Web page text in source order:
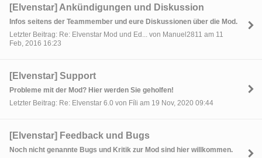
[Elvenstar] Ankündigungen und Diskussion
Infos seitens der Teammember und eure Diskussionen über die Mod.
Letzter Beitrag: Re: Elvenstar Mod und Ed... von Manuel2811 am 11
Feb, 2016 16:23
[Elvenstar] Support
Probleme mit der Mod? Hier werden Sie geholfen!
Letzter Beitrag: Re: Elvenstar 6.0 von Fíli am 19 Nov, 2020 09:44
[Elvenstar] Feedback und Bugs
Noch nicht genannte Bugs und Kritik zur Mod sind hier willkommen.